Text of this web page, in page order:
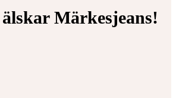
Märkesjeans!